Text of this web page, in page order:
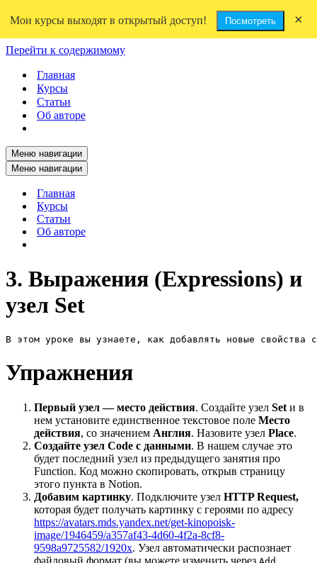
Перейти к содержимому
Главная
Курсы
Статьи
Об авторе
Меню навигации
Меню навигации
Главная
Курсы
Статьи
Об авторе
3. Выражения (Expressions) и
узел Set
В этом уроке вы узнаете, как добавлять новые свойства
Упражнения
Первый узел — место действия. Создайте узел Set и в
нем установите единственное текстовое поле Место
действия, со значением Англия. Назовите узел Place.
Создайте узел Code с данными. В нашем случае это
будет последний узел из предыдущего занятия про
Function. Код можно скопировать, открыв страницу
этого пункта в Notion.
Добавим картинку. Подключите узел HTTP Request,
которая будет получать картинку с героями по адресу
https://avatars.mds.yandex.net/get-kinopoisk-
image/1946459/a357af43-4d60-4f2a-8cf8-
9598a9725582/1920x. Узел автоматически распознает
файловый формат (вы можете изменить через
Мои курсы выходят в открытый доступ! Посмотреть ×